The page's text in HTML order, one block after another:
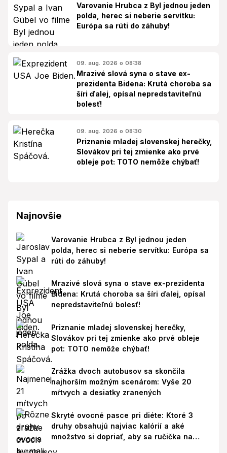
Varovanie Hrubca z Byl jednou jeden
polda, herec si neberie servítku:
Európa sa rúti do záhuby!
09. aug. 2026 o 08:38
Mrazivé slová syna o stave ex-
prezidenta Bidena: Krutá choroba sa
šíri ďalej, opísal nepredstaviteľnú
bolesť!
09. aug. 2026 o 08:30
Priznanie mladej slovenskej herečky,
Slovákov pri tej zmienke ako prvé
obleje pot: TOTO nemôže chýbať!
Najnovšie
Varovanie Hrubca z Byl jednou jeden
polda, herec si neberie servítku: Európa sa
rúti do záhuby!
Mrazivé slová syna o stave ex-prezidenta
Bidena: Krutá choroba sa šíri ďalej, opísal
nepredstaviteľnú bolesť!
Priznanie mladej slovenskej herečky,
Slovákov pri tej zmienke ako prvé obleje
pot: TOTO nemôže chýbať!
Zrážka dvoch autobusov sa skončila
najhorším možným scenárom: Vyše 20
mŕtvych a desiatky zranených
Skryté ovocné pasce pri diéte: Ktoré 3
druhy obsahujú najviac kalórií a aké
množstvo si dopriať, aby sa ručička na